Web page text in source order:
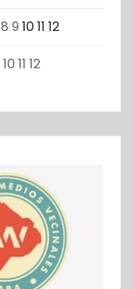
8 9 1011 12
10 11 12